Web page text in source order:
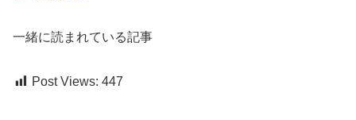
一緒に読まれている記事
Post Views: 447